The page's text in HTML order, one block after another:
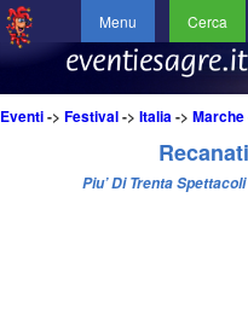
Menu Cerca
Eventi-> Festival-> Italia-> Marche
Piu’ Di Trenta